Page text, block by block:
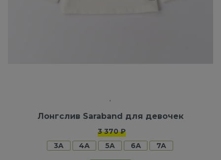
Лонгслив Saraband для девочек
3 370 ₽
3A
4A 5A 6A 7A